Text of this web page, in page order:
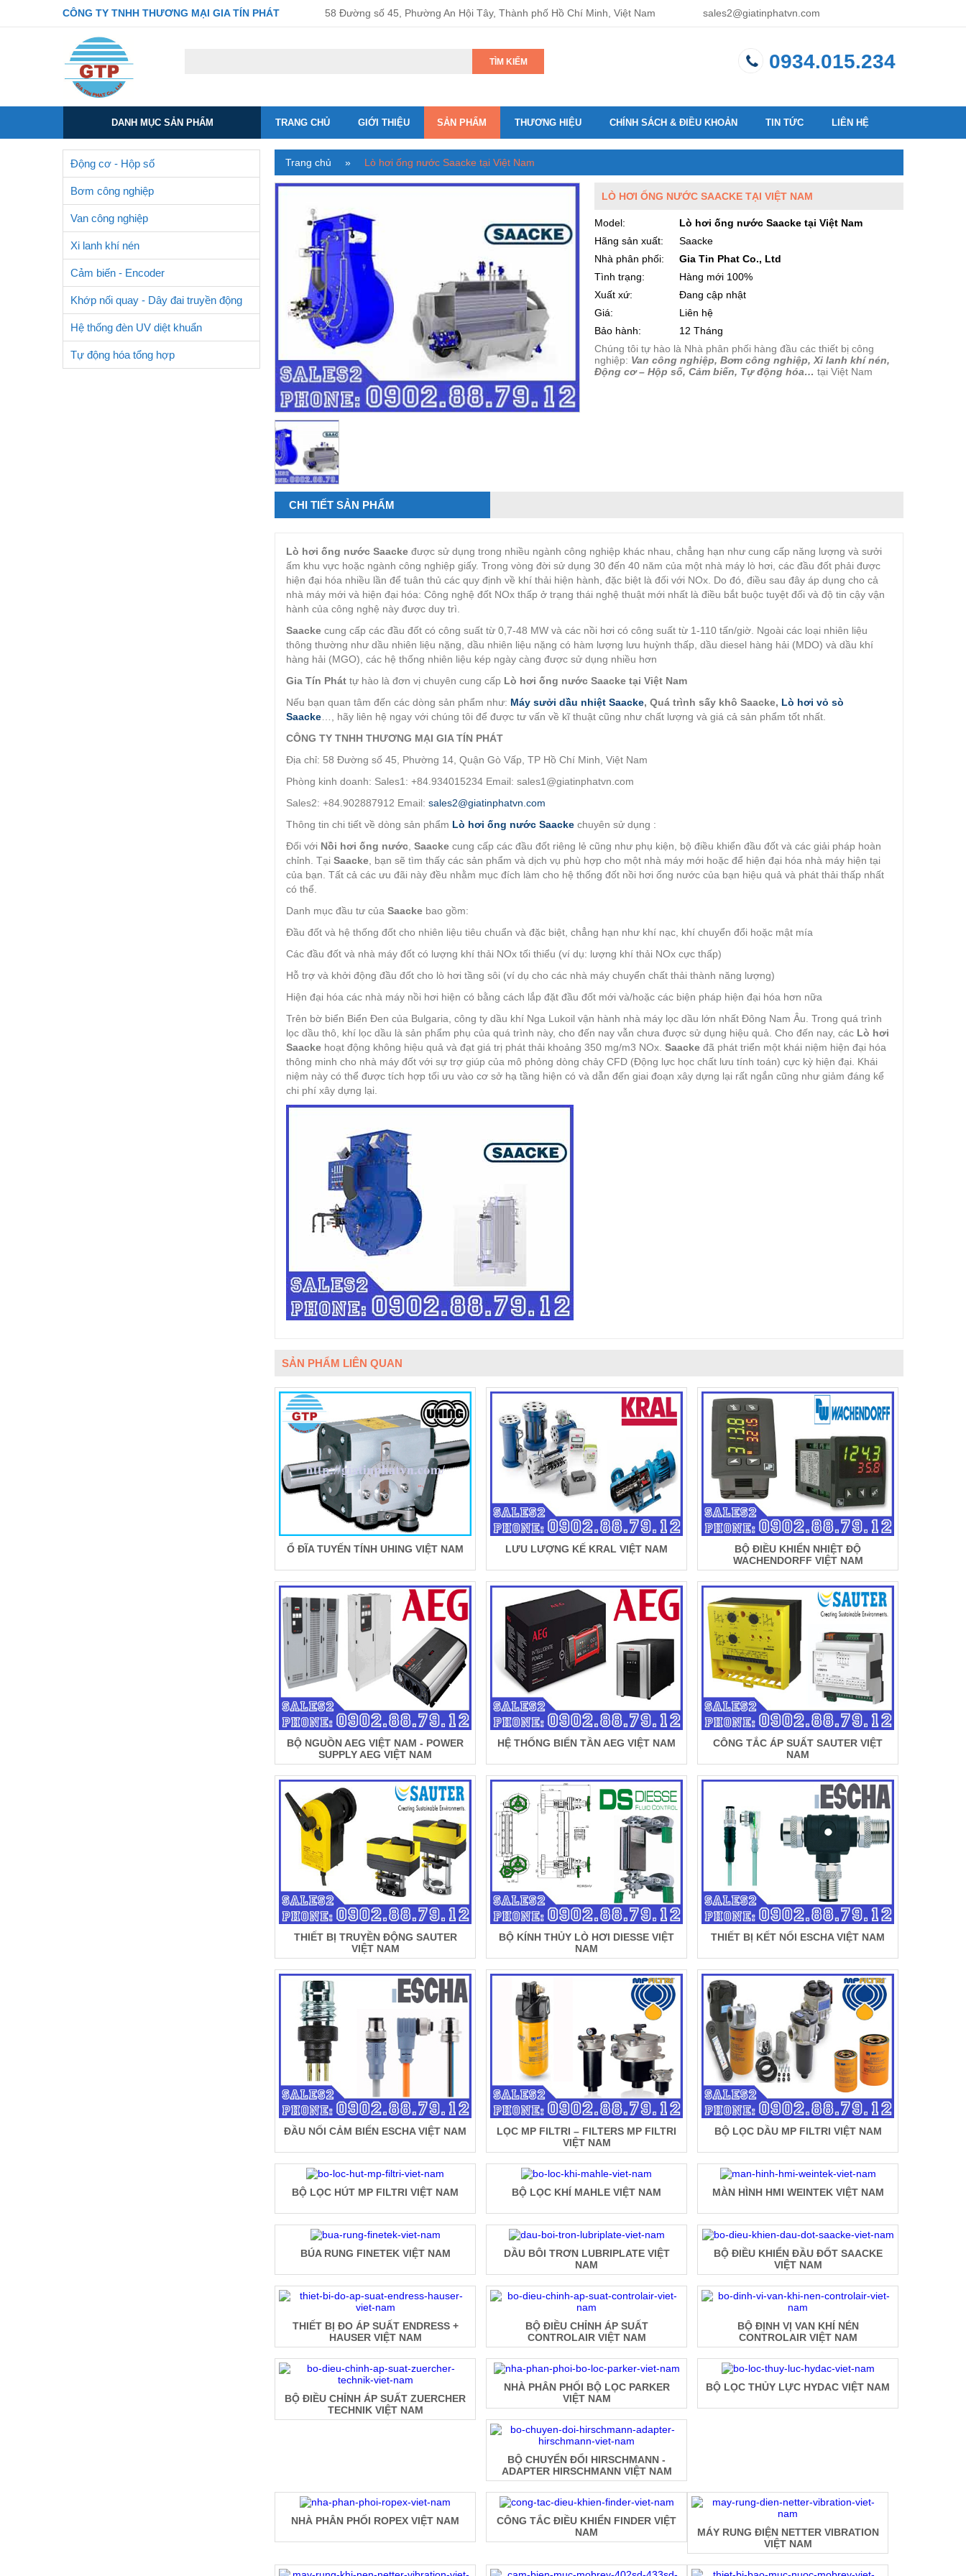
CÔNG TY TNHH THƯƠNG MẠI GIA TÍN PHÁT 58 Đường số 45, Phường An Hội Tây, Thành phố Hồ Chí Minh, Việt Nam sales2@giatinphatvn.com
TÌM KIẾM 0934.015.234
DANH MỤC SẢN PHẨM TRANG CHỦ GIỚI THIỆU SẢN PHẨM THƯƠNG HIỆU CHÍNH SÁCH & ĐIỀU KHOẢN TIN TỨC LIÊN HỆ
Động cơ - Hộp số
Bơm công nghiệp
Van công nghiệp
Xi lanh khí nén
Cảm biến - Encoder
Khớp nối quay - Dây đai truyền động
Hệ thống đèn UV diệt khuẩn
Tự động hóa tổng hợp
Trang chủ » Lò hơi ống nước Saacke tại Việt Nam
LÒ HƠI ỐNG NƯỚC SAACKE TẠI VIỆT NAM
Model:
Lò hơi ống nước Saacke tại Việt Nam
Hãng sản xuất:
Saacke
Nhà phân phối:
Gia Tin Phat Co., Ltd
Tình trạng:
Hàng mới 100%
Xuất xứ:
Đang cập nhật
Giá:
Liên hệ
Bảo hành:
12 Tháng
Chúng tôi tự hào là Nhà phân phối hàng đầu các thiết bị công
nghiệp: Van công nghiệp, Bơm công nghiệp, Xi lanh khí nén,
Động cơ – Hộp số, Cảm biến, Tự động hóa… tại Việt Nam
CHI TIẾT SẢN PHẨM
Lò hơi ống nước Saacke được sử dụng trong nhiều ngành công nghiệp khác nhau, chẳng hạn như cung cấp năng lượng và sưởi
ấm khu vực hoặc ngành công nghiệp giấy. Trong vòng đời sử dụng 30 đến 40 năm của một nhà máy lò hơi, các đầu đốt phải được
hiện đại hóa nhiều lần để tuân thủ các quy định về khí thải hiện hành, đặc biệt là đối với NOx. Do đó, điều sau đây áp dụng cho cả
nhà máy mới và hiện đại hóa: Công nghệ đốt NOx thấp ở trạng thái nghệ thuật mới nhất là điều bắt buộc tuyệt đối và độ tin cậy vận
hành của công nghệ này được duy trì.
Saacke cung cấp các đầu đốt có công suất từ ​​0,7-48 MW và các nồi hơi có công suất từ ​​1-110 tấn/giờ. Ngoài các loại nhiên liệu
thông thường như dầu nhiên liệu nặng, dầu nhiên liệu nặng có hàm lượng lưu huỳnh thấp, dầu diesel hàng hải (MDO) và dầu khí
hàng hải (MGO), các hệ thống nhiên liệu kép ngày càng được sử dụng nhiều hơn
Gia Tín Phát tự hào là đơn vị chuyên cung cấp Lò hơi ống nước Saacke tại Việt Nam
Nếu bạn quan tâm đến các dòng sản phẩm như: Máy sưởi dầu nhiệt Saacke, Quá trình sấy khô Saacke, Lò hơi vỏ sò
Saacke …, hãy liên hệ ngay với chúng tôi để được tư vấn về kĩ thuật cũng như chất lượng và giá cả sản phẩm tốt nhất.
CÔNG TY TNHH THƯƠNG MẠI GIA TÍN PHÁT
Địa chỉ: 58 Đường số 45, Phường 14, Quận Gò Vấp, TP Hồ Chí Minh, Việt Nam
Phòng kinh doanh: Sales1: +84.934015234 Email: sales1@giatinphatvn.com
Sales2: +84.902887912 Email: sales2@giatinphatvn.com
Thông tin chi tiết về dòng sản phẩm Lò hơi ống nước Saacke chuyên sử dụng :
Đối với Nồi hơi ống nước Saacke cung cấp các đầu đốt riêng lẻ cũng như phụ kiện, bộ điều khiển đầu đốt và các giải pháp hoàn
chỉnh. Tại Saacke , bạn sẽ tìm thấy các sản phẩm và dịch vụ phù hợp cho một nhà máy mới hoặc để hiện đại hóa nhà máy hiện tại
của bạn. Tất cả các ưu đãi này đều nhằm mục đích làm cho hệ thống đốt nồi hơi ống nước của bạn hiệu quả và phát thải thấp nhất
có thể.
Danh mục đầu tư của Saacke bao gồm:
Đầu đốt và hệ thống đốt cho nhiên liệu tiêu chuẩn và đặc biệt, chẳng hạn như khí nạc, khí chuyển đổi hoặc mật mía
Các đầu đốt và nhà máy đốt có lượng khí thải NOx tối thiểu (ví dụ: lượng khí thải NOx cực thấp)
Hỗ trợ và khởi động đầu đốt cho lò hơi tầng sôi (ví dụ cho các nhà máy chuyển chất thải thành năng lượng)
Hiện đại hóa các nhà máy nồi hơi hiện có bằng cách lắp đặt đầu đốt mới và/hoặc các biện pháp hiện đại hóa hơn nữa
Trên bờ biển Biển Đen của Bulgaria, công ty dầu khí Nga Lukoil vận hành nhà máy lọc dầu lớn nhất Đông Nam Âu. Trong quá trình
lọc dầu thô, khí lọc dầu là sản phẩm phụ của quá trình này, cho đến nay vẫn chưa được sử dụng hiệu quả. Cho đến nay, các Lò hơi
Saacke hoạt động không hiệu quả và đạt giá trị phát thải khoảng 350 mg/m3 NOx. Saacke đã phát triển một khái niệm hiện đại hóa
thông minh cho nhà máy đốt với sự trợ giúp của mô phỏng dòng chảy CFD (Động lực học chất lưu tính toán) cực kỳ hiện đại. Khái
niệm này có thể được tích hợp tối ưu vào cơ sở hạ tầng hiện có và dẫn đến giai đoạn xây dựng lại rất ngắn cũng như giảm đáng kể
chi phí xây dựng lại.
SẢN PHẨM LIÊN QUAN
Ổ ĐĨA TUYẾN TÍNH UHING VIỆT NAM LƯU LƯỢNG KẾ KRAL VIỆT NAM
BỘ ĐIỀU KHIỂN NHIỆT ĐỘ
WACHENDORFF VIỆT NAM
BỘ NGUỒN AEG VIỆT NAM - POWER
SUPPLY AEG VIỆT NAM
HỆ THỐNG BIẾN TẦN AEG VIỆT NAM
CÔNG TẮC ÁP SUẤT SAUTER VIỆT
NAM
THIẾT BỊ TRUYỀN ĐỘNG SAUTER
VIỆT NAM
BỘ KÍNH THỦY LÒ HƠI DIESSE VIỆT
NAM
THIẾT BỊ KẾT NỐI ESCHA VIỆT NAM
ĐẦU NỐI CẢM BIẾN ESCHA VIỆT NAM
LỌC MP FILTRI – FILTERS MP FILTRI
VIỆT NAM
BỘ LỌC DẦU MP FILTRI VIỆT NAM
BỘ LỌC HÚT MP FILTRI VIỆT NAM BỘ LỌC KHÍ MAHLE VIỆT NAM MÀN HÌNH HMI WEINTEK VIỆT NAM
BÚA RUNG FINETEK VIỆT NAM
DẦU BÔI TRƠN LUBRIPLATE VIỆT
NAM
BỘ ĐIỀU KHIỂN ĐẦU ĐỐT SAACKE
VIỆT NAM
THIẾT BỊ ĐO ÁP SUẤT ENDRESS +
HAUSER VIỆT NAM
BỘ ĐIỀU CHỈNH ÁP SUẤT
CONTROLAIR VIỆT NAM
BỘ ĐỊNH VỊ VAN KHÍ NÉN
CONTROLAIR VIỆT NAM
BỘ ĐIỀU CHỈNH ÁP SUẤT ZUERCHER
TECHNIK VIỆT NAM
NHÀ PHÂN PHỐI BỘ LỌC PARKER
VIỆT NAM
BỘ LỌC THỦY LỰC HYDAC VIỆT NAM
BỘ CHUYỂN ĐỔI HIRSCHMANN -
ADAPTER HIRSCHMANN VIỆT NAM
NHÀ PHÂN PHỐI ROPEX VIỆT NAM
CÔNG TẮC ĐIỀU KHIỂN FINDER VIỆT
NAM
MÁY RUNG ĐIỆN NETTER VIBRATION
VIỆT NAM